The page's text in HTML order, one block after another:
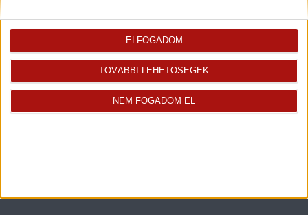
TOVÁBBI LEHETŐSÉGEK
NEM FOGADOM EL
ELFOGADOM
Rólunk
A központ munkatársai
Elégedett ügyfeleink mondták
Értékbecslés
Energetikai tanúsítvány
CSR
Elérhetőségeink
Adatvédelmi beállítások